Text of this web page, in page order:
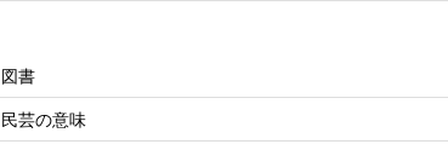
図書
民芸の意味